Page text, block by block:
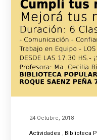
24 Octubre, 2018
Actividades Biblioteca